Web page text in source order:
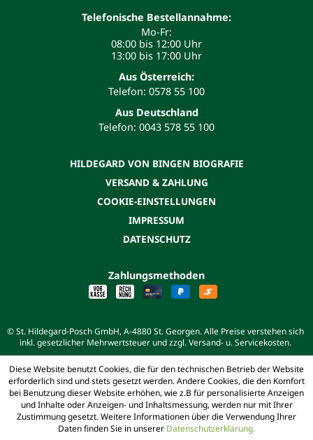
Telefonische Bestellannahme:
Mo-Fr:
08:00 bis 12:00 Uhr
13:00 bis 17:00 Uhr
Aus Österreich:
Telefon: 0578 55 100
Aus Deutschland
Telefon: 0043 578 55 100
HILDEGARD VON BINGEN BIOGRAFIE
VERSAND & ZAHLUNG
COOKIE-EINSTELLUNGEN
IMPRESSUM
DATENSCHUTZ
Zahlungsmethoden
© St. Hildegard-Posch GmbH, A-4880 St. Georgen. Alle Preise verstehen sich
inkl. gesetzlicher Mehrwertsteuer und zzgl. Versand- u. Servicekosten.
Diese Website benutzt Cookies, die für den technischen Betrieb der Website
erforderlich sind und stets gesetzt werden. Andere Cookies, die den Komfort
bei Benutzung dieser Website erhöhen, wie z.B für personalisierte Anzeigen
und Inhalte oder Anzeigen- und Inhaltsmessung, werden nur mit Ihrer
Zustimmung gesetzt. Weitere Informationen über die Verwendung Ihrer
Daten finden Sie in unserer Datenschutzerklärung.